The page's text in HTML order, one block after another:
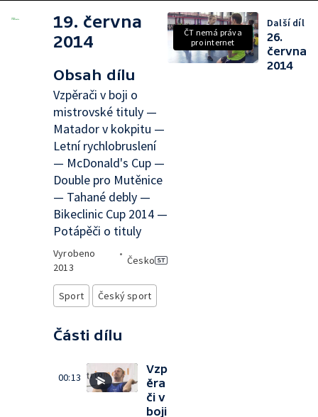
19. června
2014
Obsah dílu
Vzpěrači v boji o
mistrovské tituly —
Matador v kokpitu —
Letní rychlobruslení
— McDonald's Cup —
Double pro Mutěnice
— Tahané debly —
Bikeclinic Cup 2014 —
Potápěči o tituly
Vyrobeno
2013
•
Česko
Sport Český sport
Části dílu
00:13
Vzp
ěra
či v
boji
ČT nemá práva
pro internet
Další díl
26.
června
2014